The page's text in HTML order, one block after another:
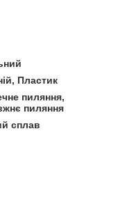
Пластик
пиляння,
пиляння
сплав